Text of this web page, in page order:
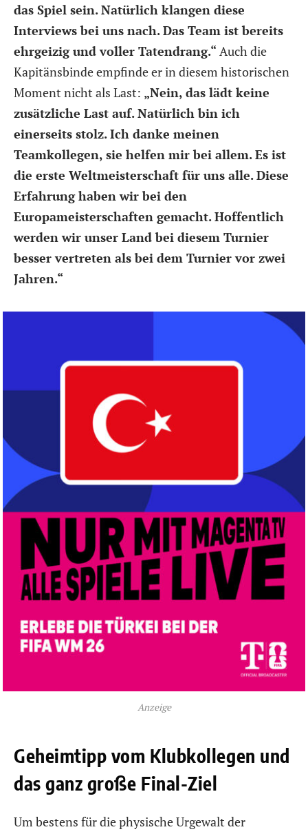
das Spiel sein. Natürlich klangen diese
Interviews bei uns nach. Das Team ist bereits
ehrgeizig und voller Tatendrang.“ Auch die
Kapitänsbinde empfinde er in diesem historischen
Moment nicht als Last: „Nein, das lädt keine
zusätzliche Last auf. Natürlich bin ich
einerseits stolz. Ich danke meinen
Teamkollegen, sie helfen mir bei allem. Es ist
die erste Weltmeisterschaft für uns alle. Diese
Erfahrung haben wir bei den
Europameisterschaften gemacht. Hoffentlich
werden wir unser Land bei diesem Turnier
besser vertreten als bei dem Turnier vor zwei
Jahren.“
Anzeige
Geheimtipp vom Klubkollegen und
das ganz große Final-Ziel
Um bestens für die physische Urgewalt der